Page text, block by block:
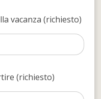
vacanza (richiesto)
(richiesto)